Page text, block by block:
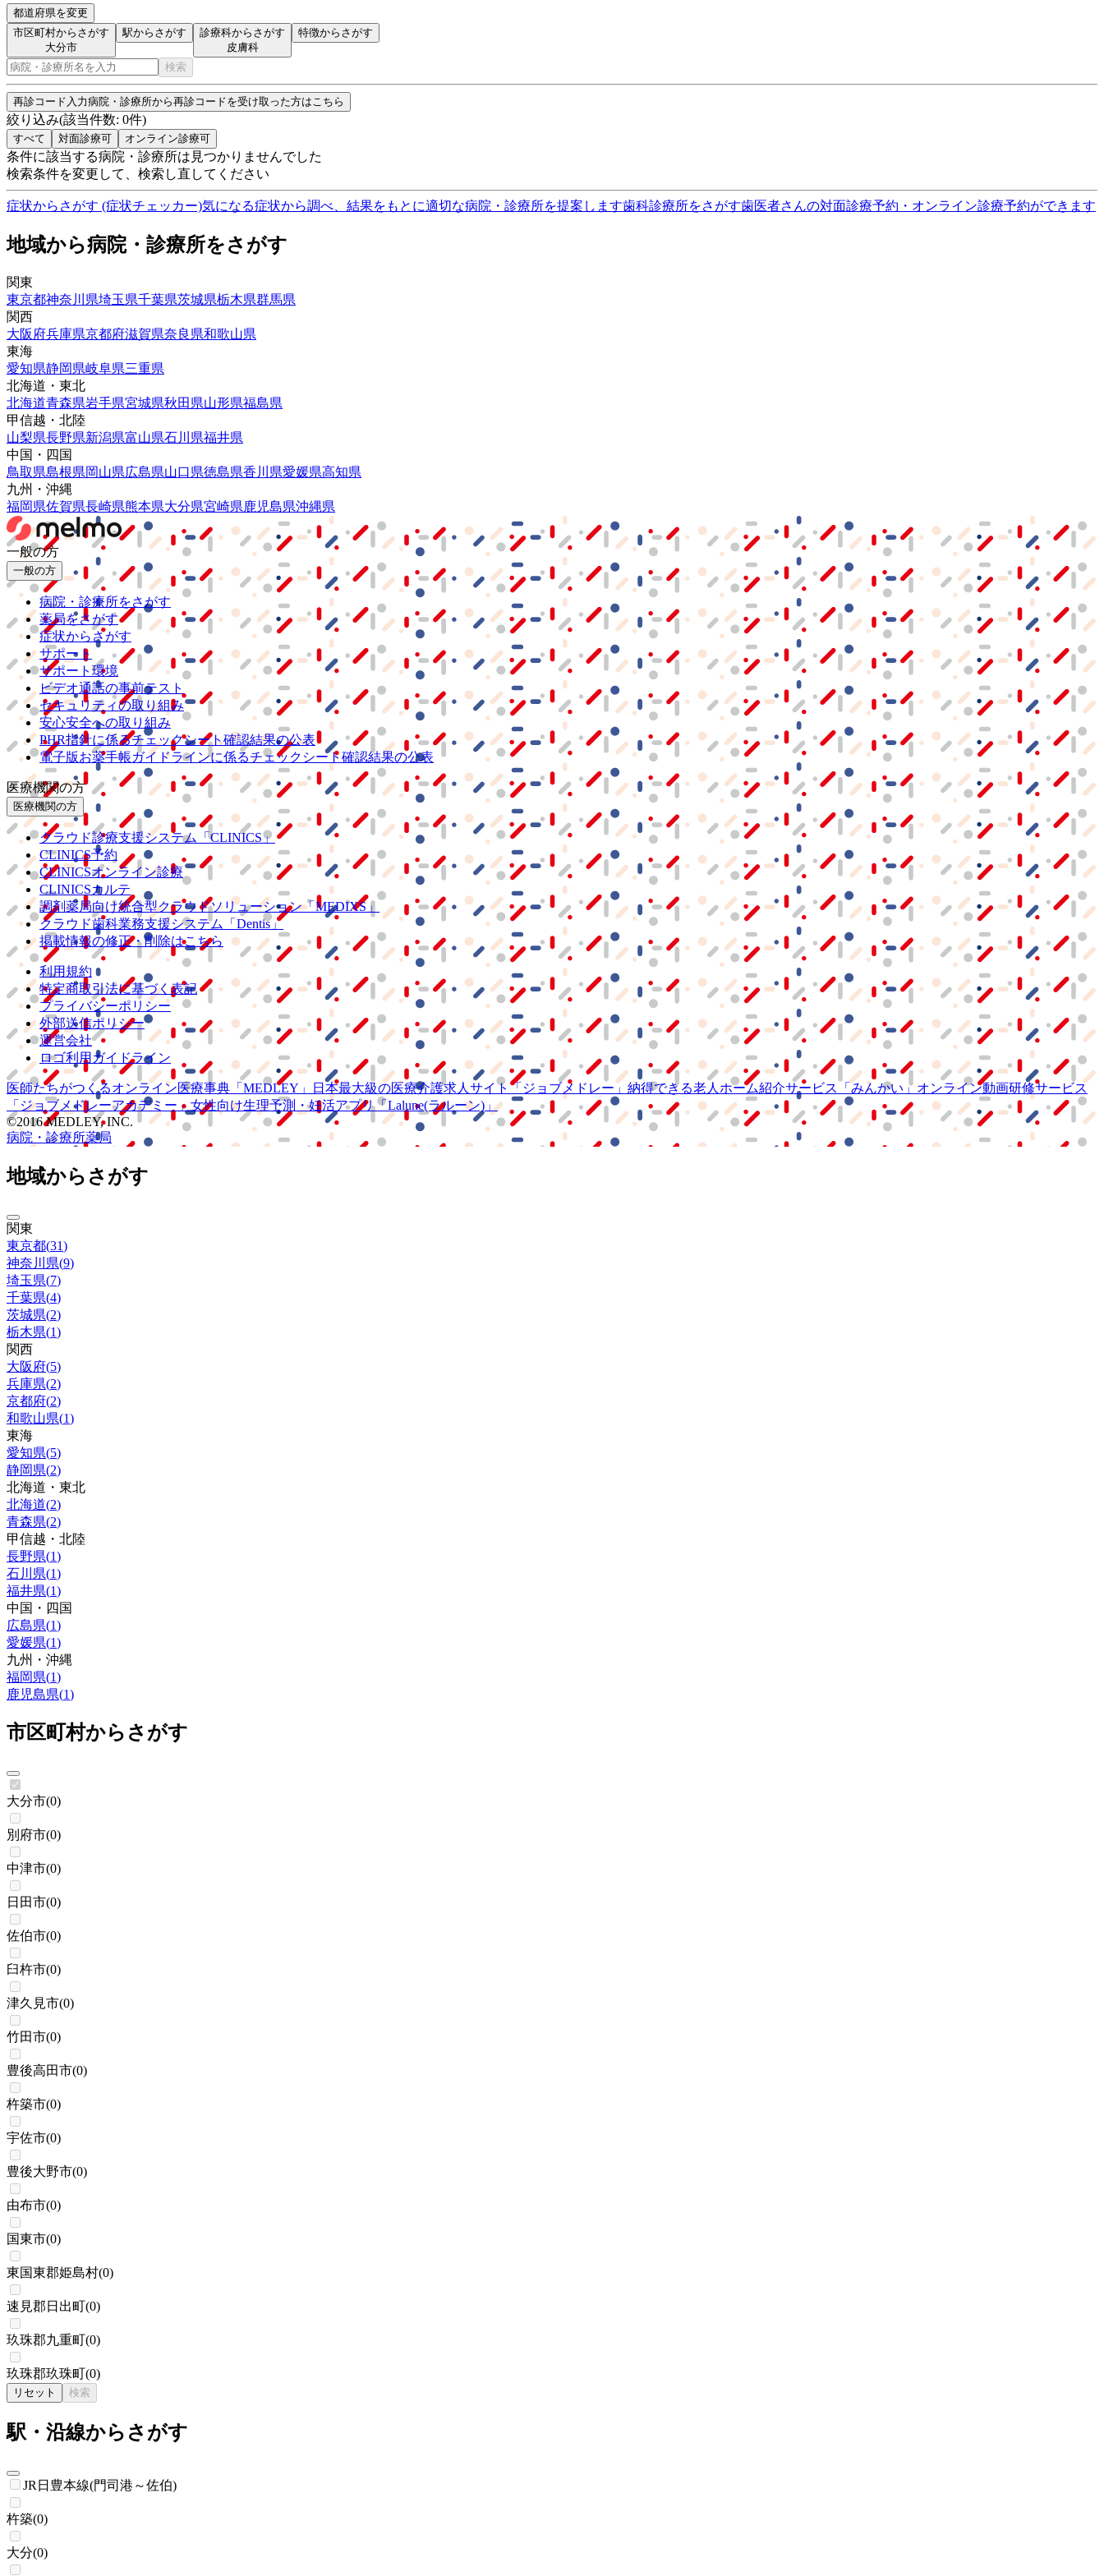
都道府県を変更
市区町村からさがす
大分市
駅からさがす
診療科からさがす
皮膚科
特徴からさがす
検索
再診コード入力病院・診療所から再診コードを受け取った方はこちら
絞り込み(該当件数: 0件)
すべて 対面診療可 オンライン診療可
条件に該当する病院・診療所は見つかりませんでした
検索条件を変更して、検索し直してください
症状からさがす (症状チェッカー)気になる症状から調べ、結果をもとに適切な病院・診療所を提案します歯科診療所をさがす歯医者さんの対面診療予約・オンライン診療予約ができます
地域から病院・診療所をさがす
関東
東京都神奈川県埼玉県千葉県茨城県栃木県群馬県
関西
大阪府兵庫県京都府滋賀県奈良県和歌山県
東海
愛知県静岡県岐阜県三重県
北海道・東北
北海道青森県岩手県宮城県秋田県山形県福島県
甲信越・北陸
山梨県長野県新潟県富山県石川県福井県
中国・四国
鳥取県島根県岡山県広島県山口県徳島県香川県愛媛県高知県
九州・沖縄
福岡県佐賀県長崎県熊本県大分県宮崎県鹿児島県沖縄県
一般の方
一般の方
病院・診療所をさがす
薬局をさがす
症状からさがす
サポート
サポート環境
ビデオ通話の事前テスト
セキュリティの取り組み
安心安全への取り組み
PHR指針に係るチェックシート確認結果の公表
電子版お薬手帳ガイドラインに係るチェックシート確認結果の公表
医療機関の方
医療機関の方
クラウド診療支援システム
「CLINICS」
CLINICS予約
CLINICSオンライン診療
CLINICSカルテ
調剤薬局向け統合型クラウドソリューション「MEDIXS」
クラウド歯科業務支援システム
「Dentis」
掲載情報の修正・削除はこちら
利用規約
特定商取引法に基づく表記
プライバシーポリシー
外部送信ポリシー
運営会社
ロゴ利用ガイドライン
医師たちがつくるオンライン医療事典 「MEDLEY」 日本最大級の医療介護求人サイト 「ジョブメドレー」 納得できる老人ホーム紹介サービス 「みんかい」 オンライン動画研修サービス
「ジョブメドレーアカデミー」 女性向け生理予測・妊活アプリ「Lalune(ラルーン)」
©2016 MEDLEY, INC.
病院・診療所薬局
地域からさがす
関東
東京都(31)
神奈川県(9)
埼玉県(7)
千葉県(4)
茨城県(2)
栃木県(1)
関西
大阪府(5)
兵庫県(2)
京都府(2)
和歌山県(1)
東海
愛知県(5)
静岡県(2)
北海道・東北
北海道(2)
青森県(2)
甲信越・北陸
長野県(1)
石川県(1)
福井県(1)
中国・四国
広島県(1)
愛媛県(1)
九州・沖縄
福岡県(1)
鹿児島県(1)
市区町村からさがす
大分市(0)
別府市(0)
中津市(0)
日田市(0)
佐伯市(0)
臼杵市(0)
津久見市(0)
竹田市(0)
豊後高田市(0)
杵築市(0)
宇佐市(0)
豊後大野市(0)
由布市(0)
国東市(0)
東国東郡姫島村(0)
速見郡日出町(0)
玖珠郡九重町(0)
玖珠郡玖珠町(0)
リセット 検索
駅・沿線からさがす
JR日豊本線(門司港～佐伯)
杵築(0)
大分(0)